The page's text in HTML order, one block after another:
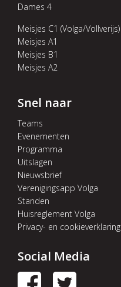
Dames 4
Meisjes C1 (Volga/Vollverijs)
Meisjes A1
Meisjes B1
Meisjes A2
Snel naar
Teams
Evenementen
Programma
Uitslagen
Nieuwsbrief
Verenigingsapp Volga
Standen
Huisreglement Volga
Privacy- en cookieverklaring
Social Media